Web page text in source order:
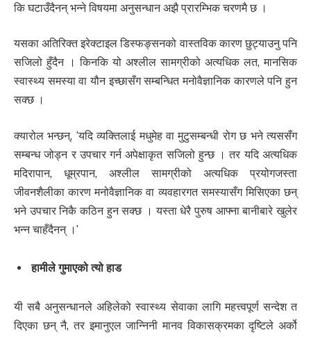
कि घटाउँदैनन् भन्ने विषयमा अनुसन्धान अझै प्रारम्भिक चरणमै छ ।
यसका अतिरिक्त इरेक्टाइल डिस्फङ्सनको वास्तविक कारण छुट्याउनु पनि
सजिलो हुँदैन । किनकि यो अश्लील सामग्रीको अत्यधिक लत, मानसिक
स्वास्थ्य समस्या वा यौन इच्छासँग सम्बन्धित मनोवैज्ञानिक कारणले पनि हुन
सक्छ ।
क्यारोल भन्छन्, ‘यदि व्यक्तिलाई मधुमेह वा मुटुसम्बन्धी रोग छ भने त्यससँग
सम्बन्ध जोड्न र उपचार गर्न अपेक्षाकृत सजिलो हुन्छ । तर यदि अत्यधिक
मदिरापान, धूम्रपान, अश्लील सामग्रीको अत्यधिक प्रयोगजस्ता
जीवनशैलीका कारण मनोवैज्ञानिक वा व्यवहारगत समस्यासँग मिसिएका छन्
भने उपचार निकै कठिन हुन सक्छ । यस्ता धेरै पुरुष आफ्ना बानीबारे खुलेर
भन्न चाहँदैनन् ।’
हामीले गुमाएको त्यो हाड
यी सबै अनुसन्धानले अहिलेको स्वास्थ्य सेवाका लागि महत्त्वपूर्ण सन्देश त
दिएका छन् नै, तर इमानुएल जान्निनी मानव विकासक्रमका दृष्टिले अर्को